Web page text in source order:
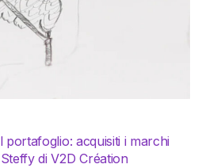
portafoglio: acquisiti i marchi
di V2D Création